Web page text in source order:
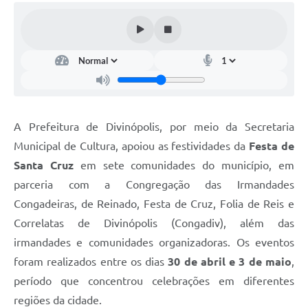
A Prefeitura de Divinópolis, por meio da Secretaria
Municipal de Cultura, apoiou as festividades da Festa de
Santa Cruzem sete comunidades do município, em
parceria com a Congregação das Irmandades
Congadeiras, de Reinado, Festa de Cruz, Folia de Reis e
Correlatas de Divinópolis (Congadiv), além das
irmandades e comunidades organizadoras. Os eventos
foram realizados entre os dias30 de abril e 3 de maio
período que concentrou celebrações em diferentes
regiões da cidade.